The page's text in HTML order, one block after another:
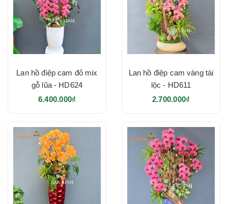
Lan hồ điệp cam đỏ mix
gỗ lũa - HD624
6.400.000₫
Lan hồ điệp cam vàng tài
lộc - HD611
2.700.000₫